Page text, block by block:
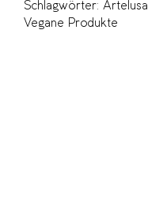
Schlagwörter: Artelusa
Vegane Produkte